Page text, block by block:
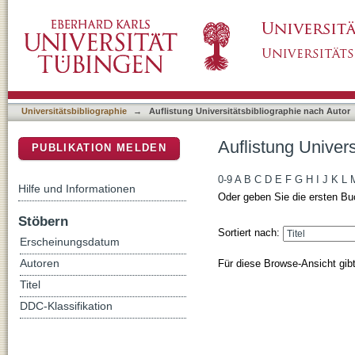
Universitätsbibliographie → Auflistung Universitätsbibliographie nach Autor
Auflistung
0-9 A B C D E F G H J K L
Oder geben Sie die ersten
Sortiert nach:
Für diese Browse-Ansicht
PUBLIKATION MELDEN
Hilfe und Informationen
Stöbern
Erscheinungsdatum
Autoren
Titel
DDC-Klassifikation